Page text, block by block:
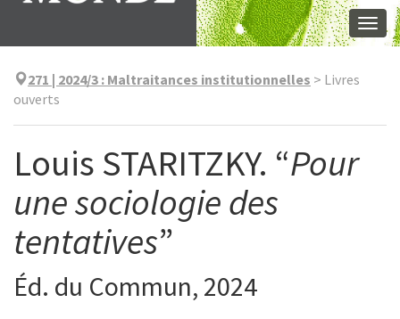
271 | 2024/3 : Maltraitances institutionnelles > Livres
ouverts
Louis STARITZKY. “Pour
une sociologie des
tentatives”
Éd. du Commun, 2024